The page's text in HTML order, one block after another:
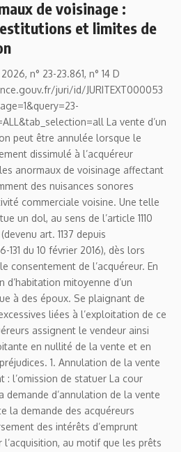
de voisinage :
et limites de
n° 23-23.861, n° 14 D
juri/id/JURITEXT000053
La vente d’un
peut être annulée lorsque le
dissimulé à l’acquéreur
anormaux de voisinage affectant
des nuisances sonores
commerciale voisine. Une telle
un dol, au sens de l’article 1110
art. 1137 depuis
131 du 10 février 2016), dès lors
consentement de l’acquéreur. En
d’habitation mitoyenne d’un
à des époux. Se plaignant de
liées à l’exploitation de ce
assignent le vendeur ainsi
en nullité de la vente et en
1. Annulation de la vente
: l’omission de statuer La cour
demande d’annulation de la vente
la demande des acquéreurs
des intérêts d’emprunt
l’acquisition, au motif que les prêts